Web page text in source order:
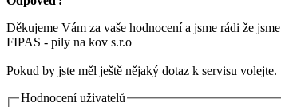
Děkujeme Vám za vaše hodnocení a jsme rádi že
FIPAS - pily na kov s.r.o
Pokud by jste měl ještě nějaký dotaz k servisu volejte.
Hodnocení uživatelů